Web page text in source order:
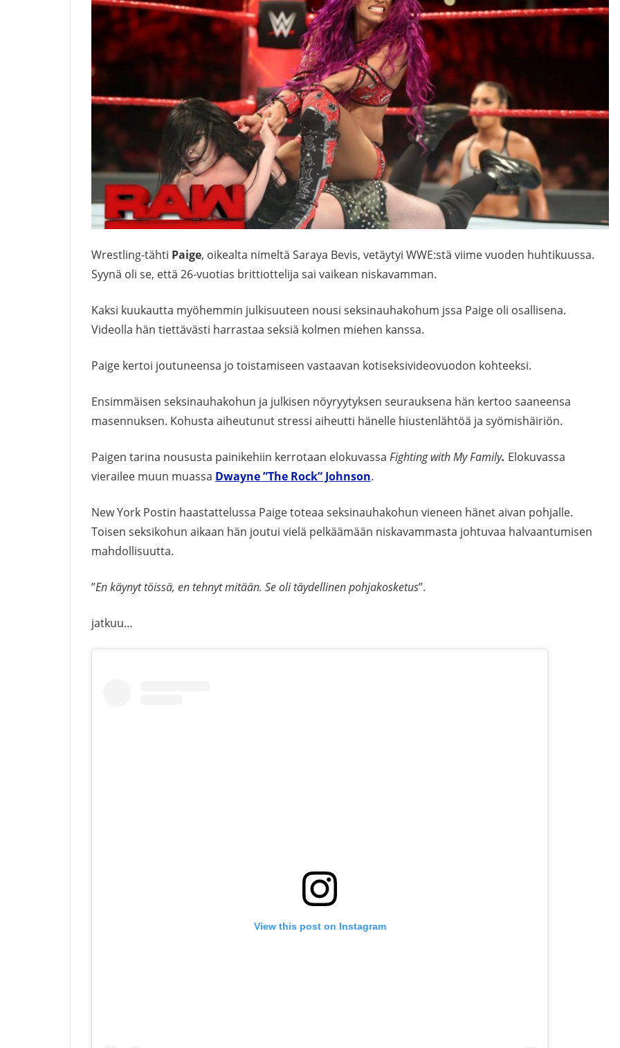
Wrestling-tähti Paige, oikealta nimeltä Saraya Bevis, vetäytyi WWE:stä viime vuoden huhtikuussa.
Syynä oli se, että 26-vuotias brittiottelija sai vaikean niskavamman.
Kaksi kuukautta myöhemmin julkisuuteen nousi seksinauhakohum jssa Paige oli osallisena.
Videolla hän tiettävästi harrastaa seksiä kolmen miehen kanssa.
Paige kertoi joutuneensa jo toistamiseen vastaavan kotiseksivideovuodon kohteeksi.
Ensimmäisen seksinauhakohun ja julkisen nöyryytyksen seurauksena hän kertoo saaneensa
masennuksen. Kohusta aiheutunut stressi aiheutti hänelle hiustenlähtöä ja syömishäiriön.
Paigen tarina noususta painikehiin kerrotaan elokuvassa Fighting with My Family. Elokuvassa
vierailee muun muassa Dwayne ”The Rock” Johnson.
New York Postin haastattelussa Paige toteaa seksinauhakohun vieneen hänet aivan pohjalle.
Toisen seksikohun aikaan hän joutui vielä pelkäämään niskavammasta johtuvaa halvaantumisen
mahdollisuutta.
”En käynyt töissä, en tehnyt mitään. Se oli täydellinen pohjakosketus”.
jatkuu…
View this post on Instagram